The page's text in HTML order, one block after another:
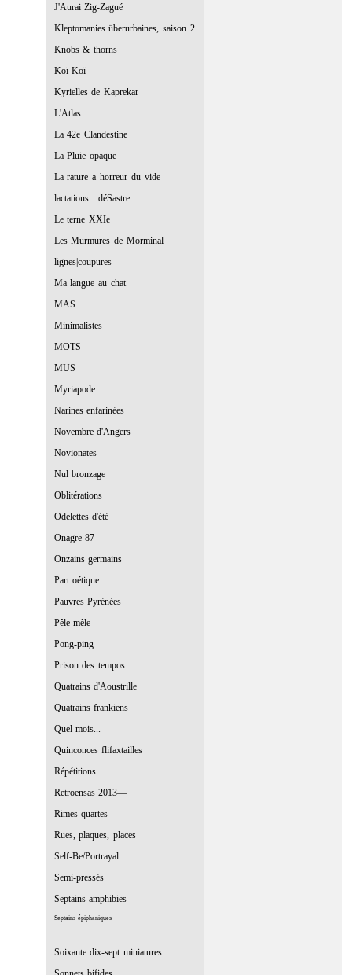
J'Aurai Zig-Zagué
Kleptomanies überurbaines, saison 2
Knobs & thorns
Koï-Koï
Kyrielles de Kaprekar
L'Atlas
La 42e Clandestine
La Pluie opaque
La rature a horreur du vide
lactations : déSastre
Le terne XXIe
Les Murmures de Morminal
lignes|coupures
Ma langue au chat
MAS
Minimalistes
MOTS
MUS
Myriapode
Narines enfarinées
Novembre d'Angers
Novionates
Nul bronzage
Oblitérations
Odelettes d'été
Onagre 87
Onzains germains
Part oétique
Pauvres Pyrénées
Pêle-mêle
Pong-ping
Prison des tempos
Quatrains d'Aoustrille
Quatrains frankiens
Quel mois...
Quinconces flifaxtailles
Répétitions
Retroensas 2013—
Rimes quartes
Rues, plaques, places
Self-Be/Portrayal
Semi-pressés
Septains amphibies
Septains épiphaniques
Soixante dix-sept miniatures